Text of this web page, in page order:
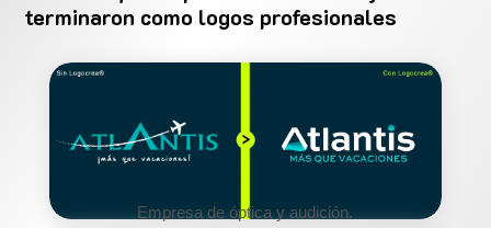
terminaron como logos profesionales
Empresa de óptica y audición.